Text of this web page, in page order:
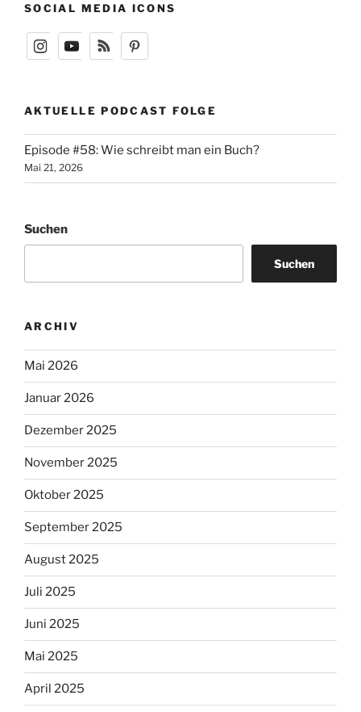
SOCIAL MEDIA ICONS
AKTUELLE PODCAST FOLGE
Episode #58: Wie schreibt man ein Buch?
Mai 21, 2026
Suchen
Suchen
ARCHIV
Mai 2026
Januar 2026
Dezember 2025
November 2025
Oktober 2025
September 2025
August 2025
Juli 2025
Juni 2025
Mai 2025
April 2025